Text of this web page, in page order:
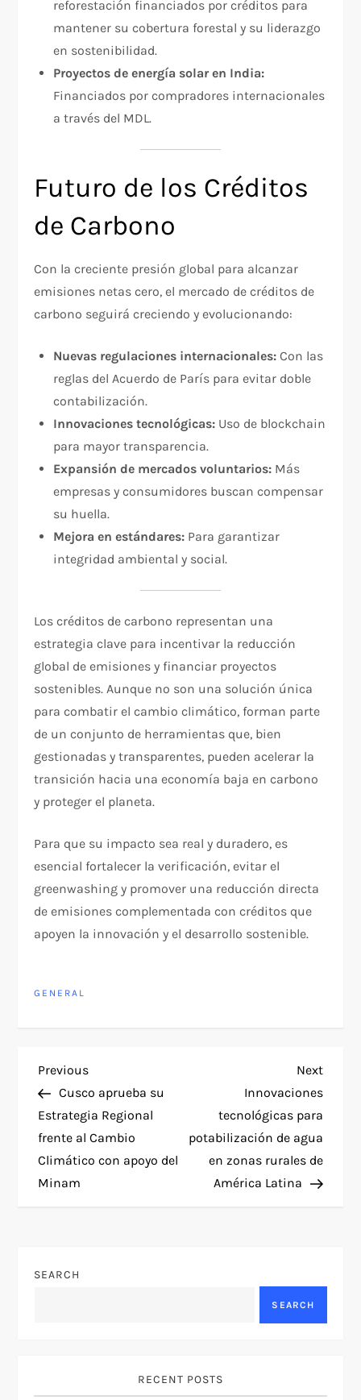
reforestación financiados por créditos para
mantener su cobertura forestal y su liderazgo
en sostenibilidad.
Proyectos de energía solar en India:
Financiados por compradores internacionales
a través del MDL.
Futuro de los Créditos
de Carbono
Con la creciente presión global para alcanzar
emisiones netas cero, el mercado de créditos de
carbono seguirá creciendo y evolucionando:
Nuevas regulaciones internacionales: Con las
reglas del Acuerdo de París para evitar doble
contabilización.
Innovaciones tecnológicas: Uso de blockchain
para mayor transparencia.
Expansión de mercados voluntarios: Más
empresas y consumidores buscan compensar
su huella.
Mejora en estándares: Para garantizar
integridad ambiental y social.
Los créditos de carbono representan una
estrategia clave para incentivar la reducción
global de emisiones y financiar proyectos
sostenibles. Aunque no son una solución única
para combatir el cambio climático, forman parte
de un conjunto de herramientas que, bien
gestionadas y transparentes, pueden acelerar la
transición hacia una economía baja en carbono
y proteger el planeta.
Para que su impacto sea real y duradero, es
esencial fortalecer la verificación, evitar el
greenwashing y promover una reducción directa
de emisiones complementada con créditos que
apoyen la innovación y el desarrollo sostenible.
GENERAL
P
o
s
t
a
Previous
Post
Previous
Cusco aprueba su
Estrategia Regional
frente al Cambio
Climático con apoyo del
Minam
Next
Post
Next
Innovaciones
tecnológicas para
potabilización de agua
en zonas rurales de
América Latina
SEARCH
SEARCH
RECENT POSTS